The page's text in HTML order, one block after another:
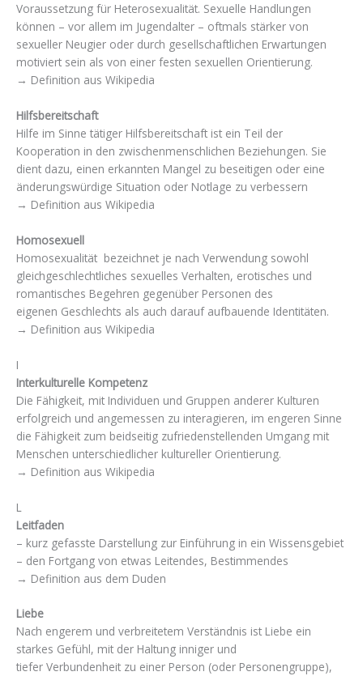
Voraussetzung für Heterosexualität. Sexuelle Handlungen
können – vor allem im Jugendalter – oftmals stärker von
sexueller Neugier oder durch gesellschaftlichen Erwartungen
motiviert sein als von einer festen sexuellen Orientierung.
→ Definition aus Wikipedia
Hilfsbereitschaft
Hilfe im Sinne tätiger Hilfsbereitschaft ist ein Teil der
Kooperation in den zwischenmenschlichen Beziehungen. Sie
dient dazu, einen erkannten Mangel zu beseitigen oder eine
änderungswürdige Situation oder Notlage zu verbessern
→ Definition aus Wikipedia
Homosexuell
Homosexualität bezeichnet je nach Verwendung sowohl
gleichgeschlechtliches sexuelles Verhalten, erotisches und
romantisches Begehren gegenüber Personen des
eigenen Geschlechts als auch darauf aufbauende Identitäten.
→ Definition aus Wikipedia
I
Interkulturelle Kompetenz
Die Fähigkeit, mit Individuen und Gruppen anderer Kulturen
erfolgreich und angemessen zu interagieren, im engeren Sinne
die Fähigkeit zum beidseitig zufriedenstellenden Umgang mit
Menschen unterschiedlicher kultureller Orientierung.
→ Definition aus Wikipedia
L
Leitfaden
– kurz gefasste Darstellung zur Einführung in ein Wissensgebiet
– den Fortgang von etwas Leitendes, Bestimmendes
→ Definition aus dem Duden
Liebe
Nach engerem und verbreitetem Verständnis ist Liebe ein
starkes Gefühl, mit der Haltung inniger und
tiefer Verbundenheit zu einer Person (oder Personengruppe),